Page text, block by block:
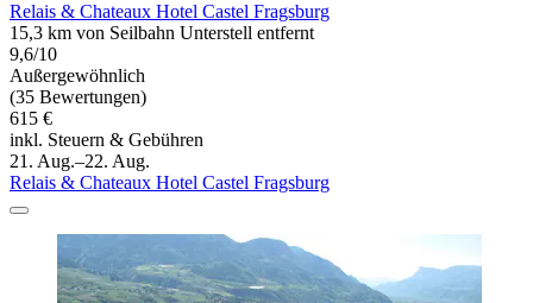
Relais & Chateaux Hotel Castel Fragsburg
15,3 km von Seilbahn Unterstell entfernt
9,6/10
Außergewöhnlich
(35 Bewertungen)
615 €
inkl. Steuern & Gebühren
21. Aug.–22. Aug.
Relais & Chateaux Hotel Castel Fragsburg